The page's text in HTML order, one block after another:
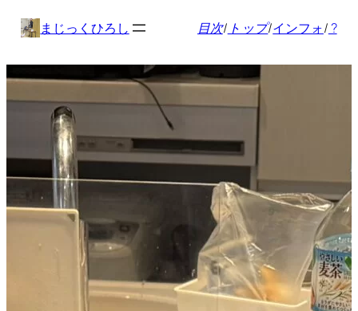
ス
キ
まじっくひろし 目次/ トップ/インフォ/ ?